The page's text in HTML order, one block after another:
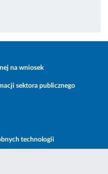
na wniosek
sektora publicznego
technologii